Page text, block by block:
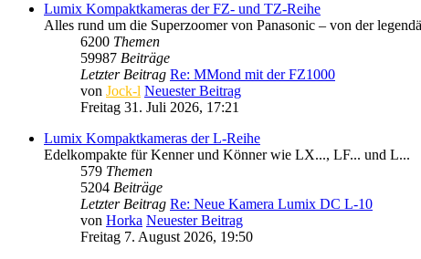
Lumix Kompaktkameras der FZ- und TZ-Reihe
Alles rund um die Superzoomer von Panasonic – von der
6200 Themen
59987 Beiträge
Letzter Beitrag Re: MMond mit der FZ1000
von Jock-l Neuester Beitrag
Freitag 31. Juli 2026, 17:21
Lumix Kompaktkameras der L-Reihe
Edelkompakte für Kenner und Könner wie LX..., LF... und L...
579 Themen
5204 Beiträge
Letzter Beitrag Re: Neue Kamera Lumix DC L-10
von Horka Neuester Beitrag
Freitag 7. August 2026, 19:50